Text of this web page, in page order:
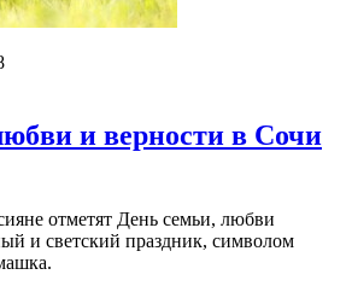
и верности в Сочи
отметят День семьи, любви
и светский праздник, символом